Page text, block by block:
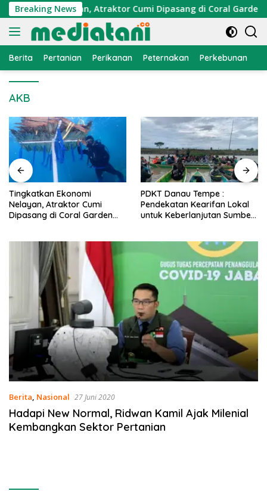
Langsung
ke
konten
Breaking News
Nelayan, Atraktor Cumi Dipasang di Coral Garden
Berita Pertanian Perikanan Peternakan Perkebunan
AKB
PDKT Danau Tempe :
Pendekatan Kearifan Lokal
untuk Keberlanjutan Sumber
Cara Mengatasi Penyakit
PMK pada Sapi Perah Secara
Alami dan Medis
Berita, Nasional 27 Juni 2020
Hadapi New Normal, Ridwan Kamil Ajak Milenial
Kembangkan Sektor Pertanian